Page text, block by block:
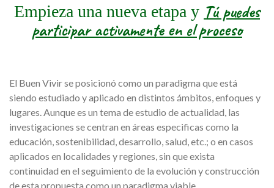
Empieza una nueva etapa y Tú puedes
participar activamente en el proceso
El Buen Vivir se posicionó como un paradigma que está
siendo estudiado y aplicado en distintos ámbitos, enfoques y
lugares. Aunque es un tema de estudio de actualidad, las
investigaciones se centran en áreas especificas como la
educación, sostenibilidad, desarrollo, salud, etc.; o en casos
aplicados en localidades y regiones, sin que exista
continuidad en el seguimiento de la evolución y construcción
de esta propuesta como un paradigma viable.